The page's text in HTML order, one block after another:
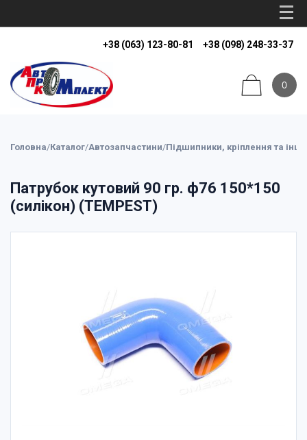
+38 (063) 123-80-81 +38 (098) 248-33-37
0
Головна/Каталог/Автозапчастини/Підшипники, кріплення та
Патрубок кутовий 90 гр. ф76 150*150
(силікон) (TEMPEST)